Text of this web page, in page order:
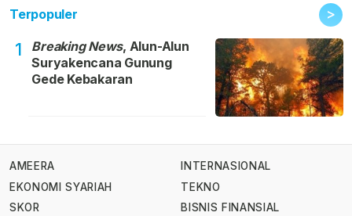
Terpopuler >
1 Breaking News, Alun-Alun
Suryakencana Gunung
Gede Kebakaran
AMEERA
EKONOMI SYARIAH
SKOR
INTERNASIONAL
TEKNO
BISNIS FINANSIAL